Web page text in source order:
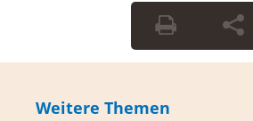
Weitere Themen